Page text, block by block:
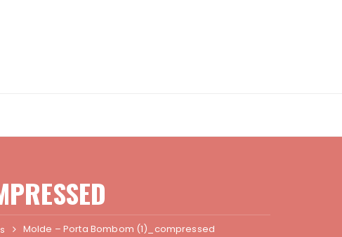
Molde – Porta Bombom (1)_compressed